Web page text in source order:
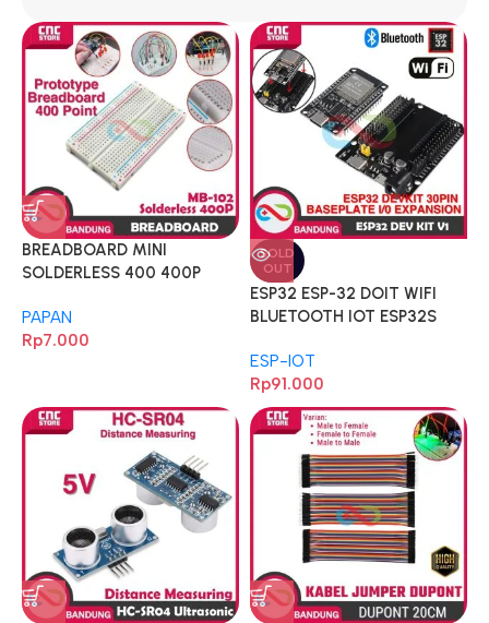
BREADBOARD MINI
SOLDERLESS 400 400P
PAPAN
Rp7.000
SOLD
OUT
ESP32 ESP-32 DOIT WIFI
BLUETOOTH IOT ESP32S
CH340 TYPE-C PLUS
EXPANSION BASE PLATE
ESP-IOT
Rp91.000